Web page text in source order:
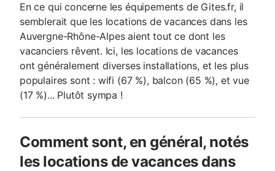
En ce qui concerne les équipements de Gites.fr, il
semblerait que les locations de vacances dans les
Auvergne-Rhône-Alpes aient tout ce dont les
vacanciers rêvent. Ici, les locations de vacances
ont généralement diverses installations, et les plus
populaires sont : wifi (67 %), balcon (65 %), et vue
(17 %)... Plutôt sympa !
Comment sont, en général, notés
les locations de vacances dans